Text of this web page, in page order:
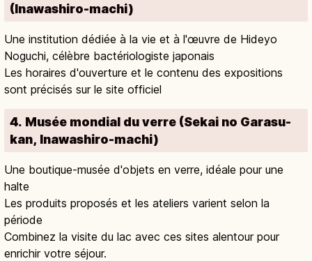
(Inawashiro-machi)
Une institution dédiée à la vie et à l'œuvre de Hideyo
Noguchi, célèbre bactériologiste japonais
Les horaires d'ouverture et le contenu des expositions
sont précisés sur le site officiel
4. Musée mondial du verre (Sekai no Garasu-
kan, Inawashiro-machi)
Une boutique-musée d'objets en verre, idéale pour une
halte
Les produits proposés et les ateliers varient selon la
période
Combinez la visite du lac avec ces sites alentour pour
enrichir votre séjour.